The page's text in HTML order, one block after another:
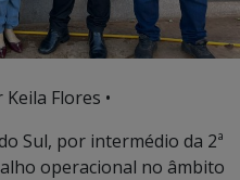
Flores •
Sul, por intermédio da 2ª
operacional no âmbito